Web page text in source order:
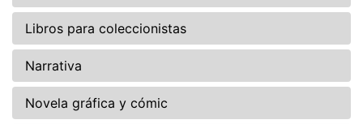
Libros para coleccionistas
Narrativa
Novela gráfica y cómic